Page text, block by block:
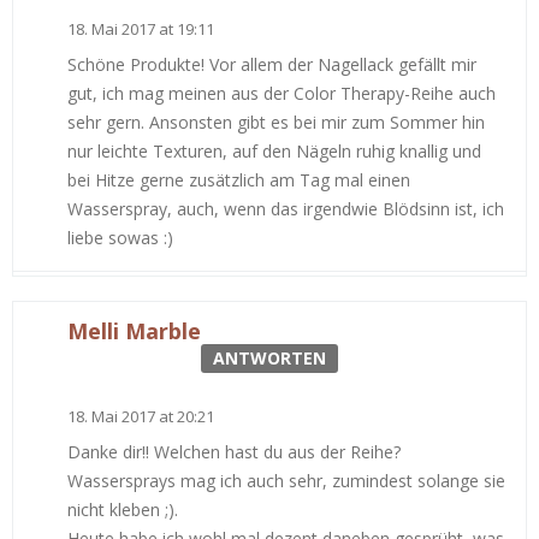
18. Mai 2017 at 19:11
Schöne Produkte! Vor allem der Nagellack gefällt mir
gut, ich mag meinen aus der Color Therapy-Reihe auch
sehr gern. Ansonsten gibt es bei mir zum Sommer hin
nur leichte Texturen, auf den Nägeln ruhig knallig und
bei Hitze gerne zusätzlich am Tag mal einen
Wasserspray, auch, wenn das irgendwie Blödsinn ist, ich
liebe sowas :)
Melli Marble
ANTWORTEN
18. Mai 2017 at 20:21
Danke dir!! Welchen hast du aus der Reihe?
Wassersprays mag ich auch sehr, zumindest solange sie
nicht kleben ;).